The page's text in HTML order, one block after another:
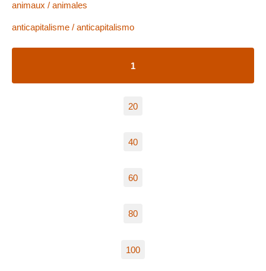
animaux / animales
anticapitalisme / anticapitalismo
1
20
40
60
80
100